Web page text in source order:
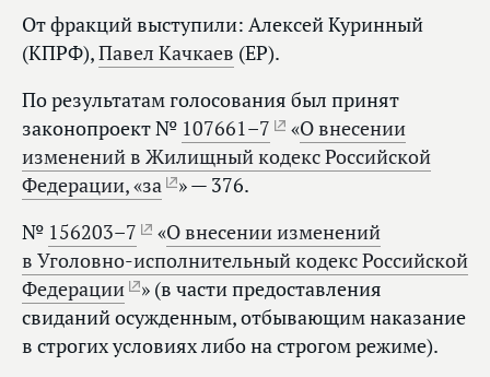
От фракций выступили: Алексей Куринный
(КПРФ),Павел Качкаев (ЕР).
По результатам голосования был принят
законопроект № 107661–7 «О внесении
изменений в Жилищный кодекс Российской
Федерации, «за
» — 376.
№ 156203–7 «О внесении изменений
в Уголовно-исполнительный кодекс Российской
Федерации
» (в части предоставления
свиданий осужденным, отбывающим наказание
в строгих условиях либо на строгом режиме).